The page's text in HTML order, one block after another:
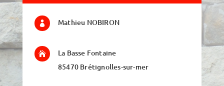
 Mathieu NOBIRON

La Basse Fontaine
85470 Brétignolles-sur-mer